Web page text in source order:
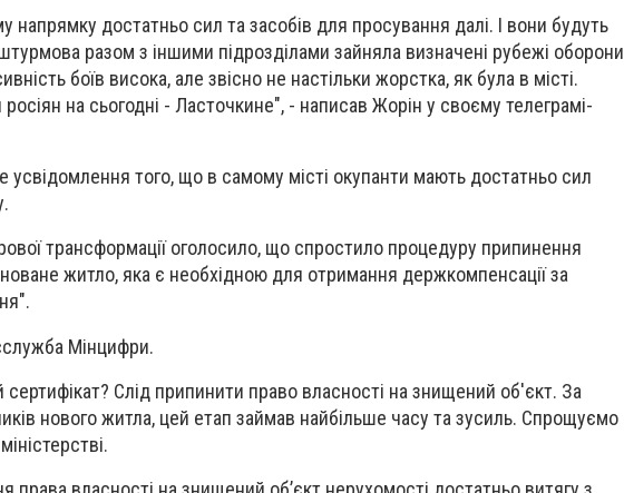
напрямку достатньо сил та засобів для просування далі. І вони будуть
разом з іншими підрозділами зайняла визначені рубежі оборони
боїв висока, але звісно не настільки жорстка, як була в місті.
на сьогодні - Ласточкине", - написав Жорін у своєму телеграмі-
усвідомлення того, що в самому місті окупанти мають достатньо сил
трансформації оголосило, що спростило процедуру припинення
житло, яка є необхідною для отримання держкомпенсації за
Мінцифри.
Слід припинити право власності на знищений об'єкт. За
нового житла, цей етап займав найбільше часу та зусиль. Спрощуємо